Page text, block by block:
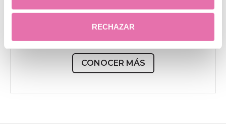
RECHAZAR
Linares
Cirujana Plástica
CONOCER MÁS